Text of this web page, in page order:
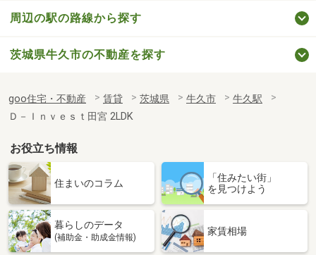
周辺の駅の路線から探す
茨城県牛久市の不動産を探す
goo住宅・不動産 賃貸 茨城県 牛久市
牛久駅
Ｄ－Ｉｎｖｅｓｔ田宮 2LDK
お役立ち情報
住まいのコラム
「住みたい街」
を見つけよう
暮らしのデータ
(補助金・助成金情報)
家賃相場